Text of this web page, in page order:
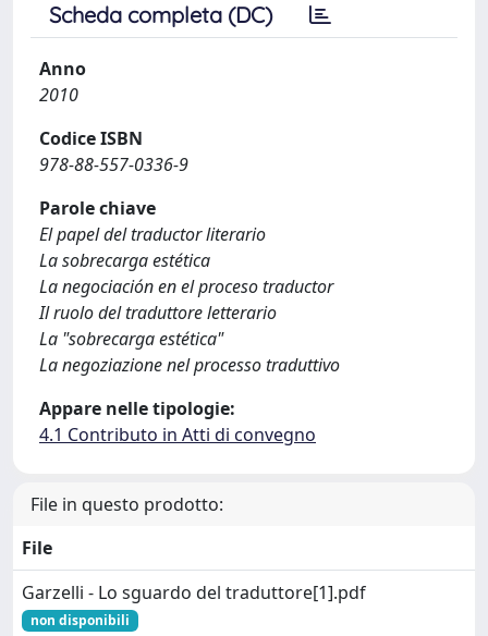
Scheda completa (DC)
Anno
2010
Codice ISBN
978-88-557-0336-9
Parole chiave
El papel del traductor literario
La sobrecarga estética
La negociación en el proceso traductor
Il ruolo del traduttore letterario
La "sobrecarga estética"
La negoziazione nel processo traduttivo
Appare nelle tipologie:
4.1 Contributo in Atti di convegno
File in questo prodotto:
File
Garzelli - Lo sguardo del traduttore[1].pdf
non disponibili